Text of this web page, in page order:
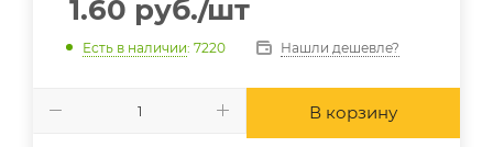
1.60 руб./шт
Есть в наличии: 7220 Нашли дешевле?
В корзину